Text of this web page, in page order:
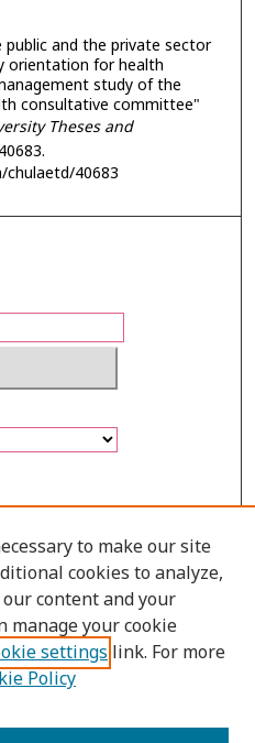
public and the private sector
orientation for health
study of the
consultative committee"
Theses and
chulaetd/40683
to make our site
cookies to analyze,
content and your
manage your cookie
settings link. For more
Policy